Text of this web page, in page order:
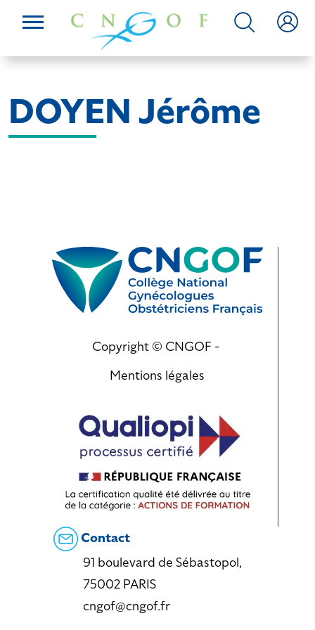
DOYEN Jérôme
Copyright © CNGOF -
Mentions légales
Contact
91 boulevard de Sébastopol,
75002 PARIS
cngof@cngof.fr